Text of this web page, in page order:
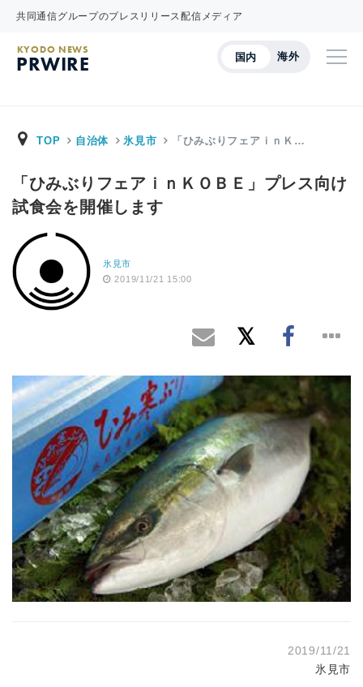
共同通信グループのプレスリリース配信メディア
国内 海外
KYODO NEWS
PRWIRE
TOP 自治体 氷見市 「ひみぶりフェアｉｎＫ…
「ひみぶりフェアｉｎＫＯＢＥ」プレス向け
試食会を開催します
氷見市
2019/11/21 15:00
2019/11/21
氷見市